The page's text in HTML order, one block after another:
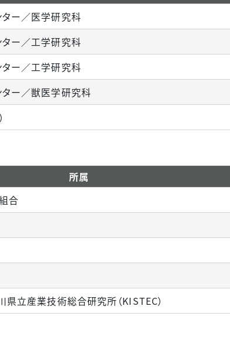
ー／医学研究科
ー／工学研究科
ー／工学研究科
ー／獣医学研究科
所属
合
立産業技術総合研究所（KISTEC）